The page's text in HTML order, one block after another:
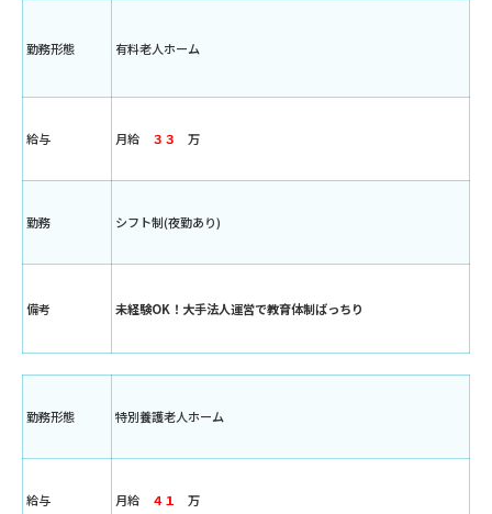
勤務形態 有料老人ホーム
給与 月給 ３３ 万
勤務 シフト制(夜勤あり)
備考 未経験OK！大手法人運営で教育体制ばっちり
勤務形態 特別養護老人ホーム
給与 月給 ４１ 万